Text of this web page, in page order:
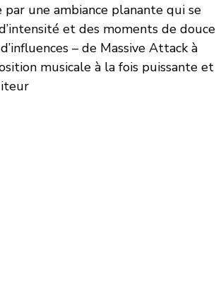
une ambiance planante qui se
et des moments de douce
– de Massive Attack à
musicale à la fois puissante et